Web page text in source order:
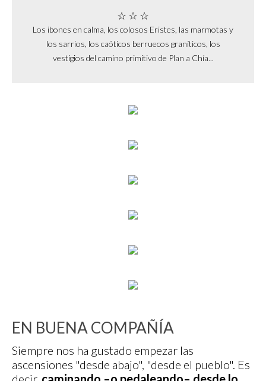
☆ ☆ ☆
Los ibones en calma, los colosos Eristes, las marmotas y
los sarrios, los caóticos berruecos graníticos, los
vestigios del camino primitivo de Plan a Chía...
EN BUENA COMPAÑÍA
Siempre nos ha gustado empezar las
ascensiones "desde abajo", "desde el pueblo". Es